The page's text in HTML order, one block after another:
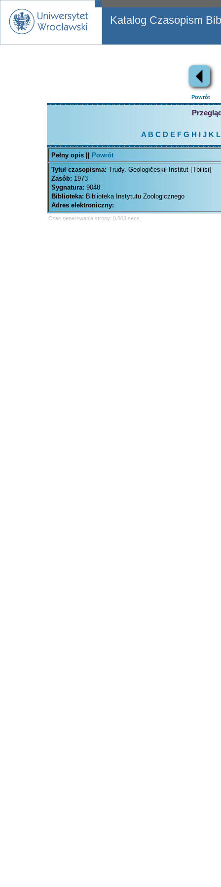
Katalog Czasopism
Powrót
A B C D EFG H J K L
Pełny opis ||
Powrót
Tytuł czasopisma: Trudy. Geologičeskij Institut [Tbilisi]
Zasób: 1973
Sygnatura: 9048
Biblioteka: Biblioteka Instytutu Zoologicznego
Adres elektroniczny:
Czas generowania strony: 0.003 secs.